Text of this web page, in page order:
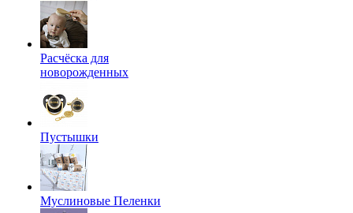
Расчёска для
новорожденных
Пустышки
Муслиновые Пеленки